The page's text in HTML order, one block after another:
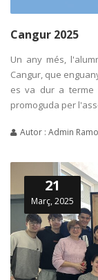
Cangur 2025
Un any més,
Cangur, que
es va dur a terme
promoguda per
Autor : Admin
21
Març, 2025